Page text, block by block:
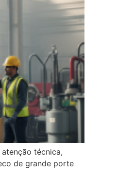
técnica,
de grande porte